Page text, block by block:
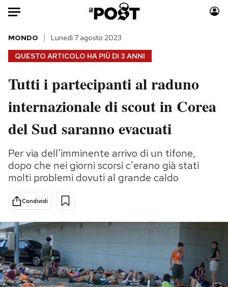
Auto
HOME
Italia
Politica
Tecnologia
Scienza
Cultura
Sport
Moda
Consumismi
Storie/Idee
Media
Europa
PODCAST
NEWSLETTER
QUESTO ARTICOLO HA PIÙ DI 3 ANNI
MONDO Lunedì 7 agosto 2023
Tutti i partecipanti al raduno
internazionale di scout in Corea
del Sud saranno evacuati
Per via dell'imminente arrivo di un tifone,
dopo che nei giorni scorsi c'erano già stati
molti problemi dovuti al grande caldo
Condividi